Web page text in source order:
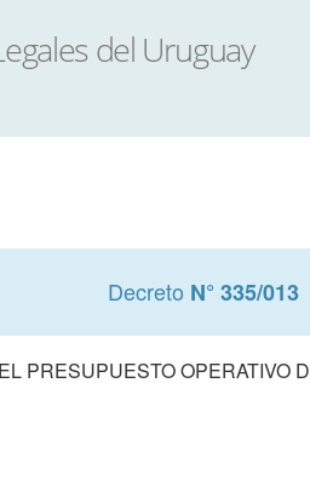
Decreto N° 335/013
PRESUPUESTO OPERATIVO